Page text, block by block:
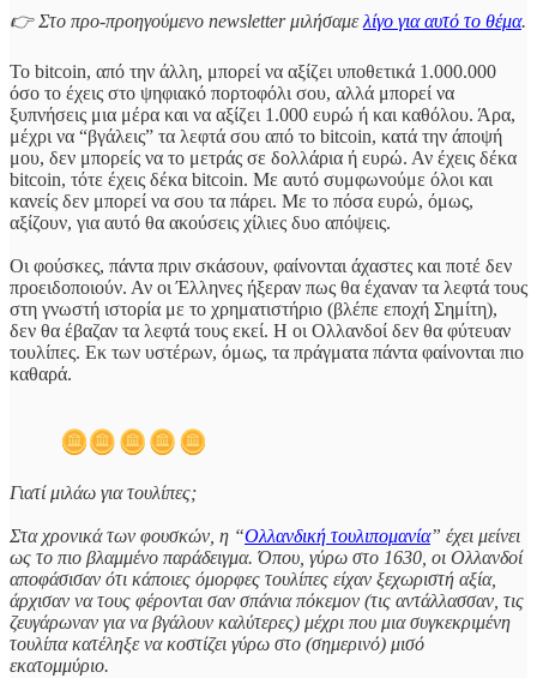
👉 Στο προ-προηγούμενο newsletter μιλήσαμελίγο για αυτό το θέμα.
Το bitcoin, από την άλλη, μπορεί να αξίζει υποθετικά 1.000.000
όσο το έχεις στο ψηφιακό πορτοφόλι σου, αλλά μπορεί να
ξυπνήσεις μια μέρα και να αξίζει 1.000 ευρώ ή και καθόλου. Άρα,
μέχρι να “βγάλεις” τα λεφτά σου από το bitcoin, κατά την άποψή
μου, δεν μπορείς να το μετράς σε δολλάρια ή ευρώ. Αν έχεις δέκα
bitcoin, τότε έχεις δέκα bitcoin. Με αυτό συμφωνούμε όλοι και
κανείς δεν μπορεί να σου τα πάρει. Με το πόσα ευρώ, όμως,
αξίζουν, για αυτό θα ακούσεις χίλιες δυο απόψεις.
Οι φούσκες, πάντα πριν σκάσουν, φαίνονται άχαστες και ποτέ δεν
προειδοποιούν. Αν οι Έλληνες ήξεραν πως θα έχαναν τα λεφτά τους
στη γνωστή ιστορία με το χρηματιστήριο (βλέπε εποχή Σημίτη),
δεν θα έβαζαν τα λεφτά τους εκεί. Η οι Ολλανδοί δεν θα φύτευαν
τουλίπες. Εκ των υστέρων, όμως, τα πράγματα πάντα φαίνονται πιο
καθαρά.
Γιατί μιλάω για τουλίπες;
Στα χρονικά των φουσκών, η “Ολλανδική τουλιπομανία” έχει μείνει
ως το πιο βλαμμένο παράδειγμα. Όπου, γύρω στο 1630, οι Ολλανδοί
αποφάσισαν ότι κάποιες όμορφες τουλίπες είχαν ξεχωριστή αξία,
άρχισαν να τους φέρονται σαν σπάνια πόκεμον (τις αντάλλασσαν, τις
ζευγάρωναν για να βγάλουν καλύτερες) μέχρι που μια συγκεκριμένη
τουλίπα κατέληξε να κοστίζει γύρω στο (σημερινό) μισό
εκατομμύριο.